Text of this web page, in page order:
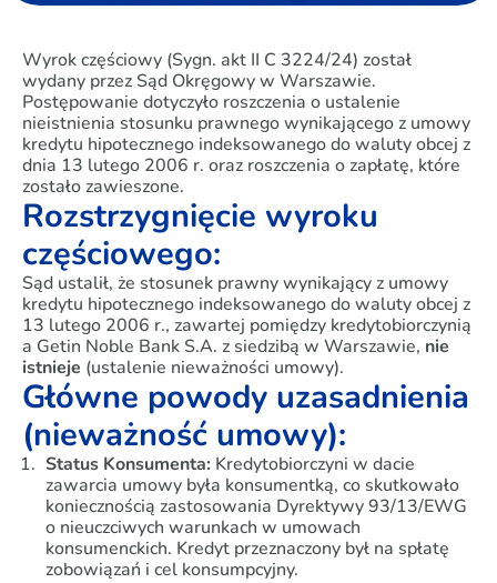
Wyrok częściowy (Sygn. akt II C 3224/24) został
wydany przez Sąd Okręgowy w Warszawie.
Postępowanie dotyczyło roszczenia o ustalenie
nieistnienia stosunku prawnego wynikającego z umowy
kredytu hipotecznego indeksowanego do waluty obcej z
dnia 13 lutego 2006 r. oraz roszczenia o zapłatę, które
zostało zawieszone.
Rozstrzygnięcie wyroku
częściowego:
Sąd ustalił, że stosunek prawny wynikający z umowy
kredytu hipotecznego indeksowanego do waluty obcej z
13 lutego 2006 r., zawartej pomiędzy kredytobiorczynią
a Getin Noble Bank S.A. z siedzibą w Warszawie, nie
istnieje (ustalenie nieważności umowy).
Główne powody uzasadnienia
(nieważność umowy):
Status Konsumenta: Kredytobiorczyni w dacie
zawarcia umowy była konsumentką, co skutkowało
koniecznością zastosowania Dyrektywy 93/13/EWG
o nieuczciwych warunkach w umowach
konsumenckich. Kredyt przeznaczony był na spłatę
zobowiązań i cel konsumpcyjny.